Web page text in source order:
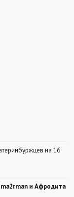
на 16
и Афродита